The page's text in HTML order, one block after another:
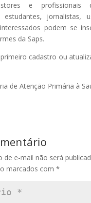
e profissionais
estudantes, jornalistas,
podem se
da Saps.
cadastro ou
de Atenção Primária à
de e-mail não será
marcados com *